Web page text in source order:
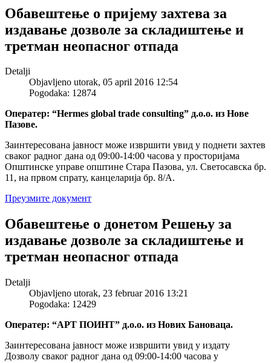
Обавештење о пријему захтева за
издавање дозволе за складиштење и
третман неопасног отпада
Detalji
Objavljeno utorak, 05 april 2016 12:54
Pogodaka: 12874
Оператер: “Hermes global trade consulting” д.о.о. из Нове
Пазове.
Заинтересована јавност може извршити увид у поднети захтев
сваког радног дана од 09:00-14:00 часова у просторијама
Општинске управе општине Стара Пазова, ул. Светосавска бр.
11, на првом спрату, канцеларија бр. 8/А.
Преузмите документ
Обавештење о донетом Решењу за
издавање дозволе за складиштење и
третман неопасног отпада
Detalji
Objavljeno utorak, 23 februar 2016 13:21
Pogodaka: 12429
Оператер: “АРТ ПОИНТ” д.о.о. из Нових Бановаца.
Заинтересована јавност може извршити увид у издату
Дозволу сваког радног дана од 09:00-14:00 часова у